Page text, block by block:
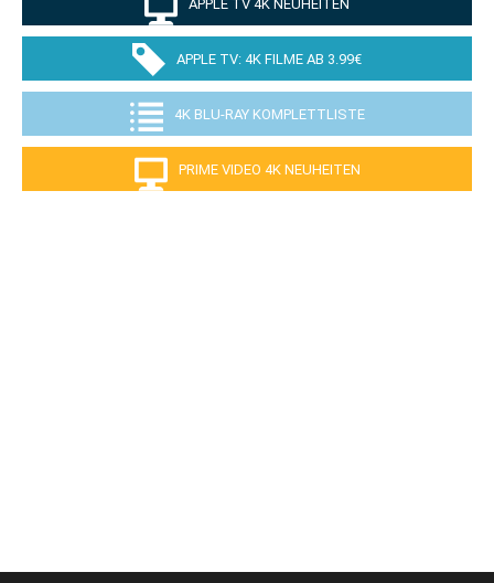
APPLE TV: 4K FILME AB 3.99€
4K BLU-RAY KOMPLETTLISTE
PRIME VIDEO 4K NEUHEITEN